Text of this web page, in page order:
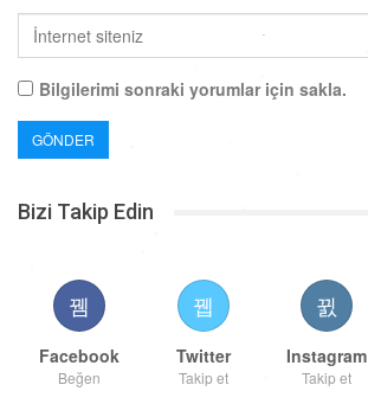
Bilgilerimi sonraki yorumlar için sakla.
Bizi Takip Edin
Facebook
Beğen
Twitter
Takip et
Instagram
Takip et